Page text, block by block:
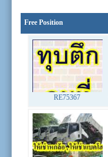
Free Position
RE75367